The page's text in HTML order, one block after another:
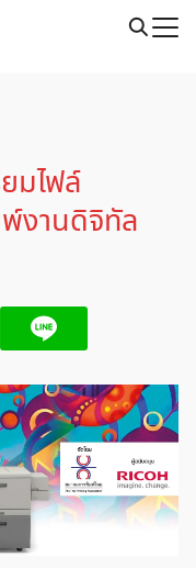
มไฟล์
งานดิจิทัล